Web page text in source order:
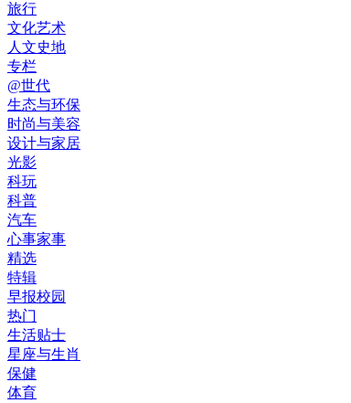
旅行
文化艺术
人文史地
专栏
@世代
生态与环保
时尚与美容
设计与家居
光影
科玩
科普
汽车
心事家事
精选
特辑
早报校园
热门
生活贴士
星座与生肖
保健
体育